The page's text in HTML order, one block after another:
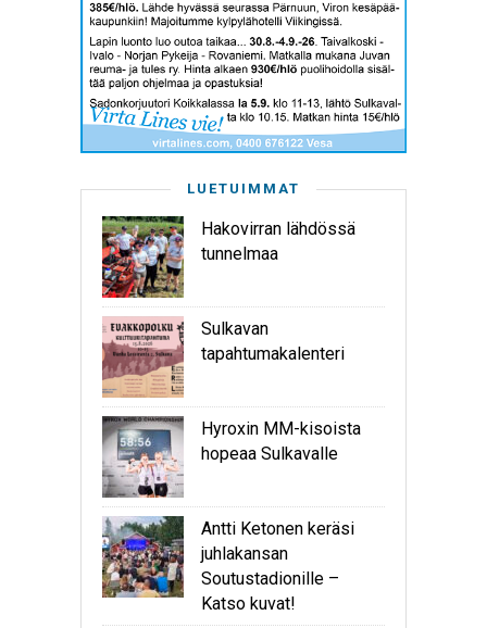
LUETUIMMAT
Hakovirran lähdössä
tunnelmaa
Sulkavan
tapahtumakalenteri
Hyroxin MM-kisoista
hopeaa Sulkavalle
Antti Ketonen keräsi
juhlakansan
Soutustadionille –
Katso kuvat!